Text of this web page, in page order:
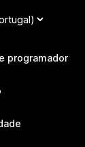
programador